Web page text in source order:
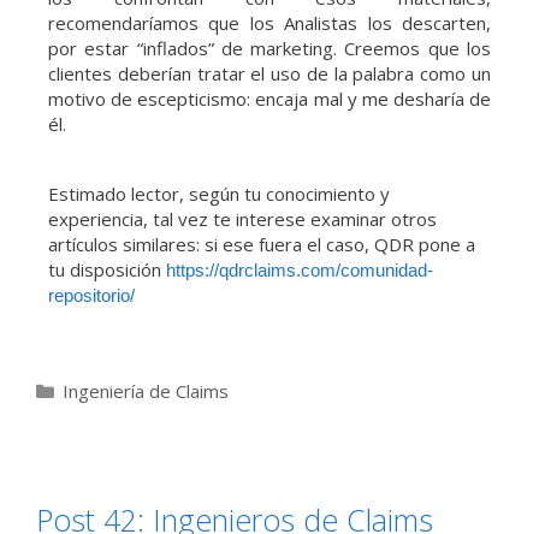
recomendaríamos que los Analistas los descarten,
por estar “inflados” de marketing. Creemos que los
clientes deberían tratar el uso de la palabra como un
motivo de escepticismo: encaja mal y me desharía de
él.
Estimado lector, según tu conocimiento y
experiencia, tal vez te interese examinar otros
artículos similares: si ese fuera el caso, QDR pone a
tu disposición https://qdrclaims.com/comunidad-
repositorio/
Ingeniería de Claims
Post 42: Ingenieros de Claims